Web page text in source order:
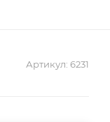
Артикул: 6231